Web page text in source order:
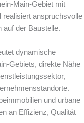
Main-Gebiet mit
realisiert anspruchsvolle
auf der Baustelle.
dynamische
Gebiets, direkte Nähe
und urbane
an Effizienz, Qualität